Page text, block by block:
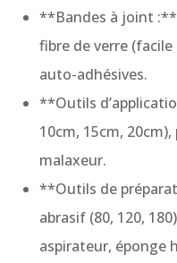
**Bandes à joint :**
fibre de verre
auto-adhésives.
**Outils
10cm, 15cm,
malaxeur.
**Outils de
abrasif (80, 120,
aspirateur, éponge